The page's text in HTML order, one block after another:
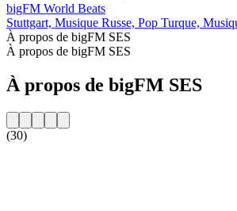
bigFM World Beats
Stuttgart, Musique Russe, Pop Turque,
À propos de bigFM SES
À propos de bigFM SES
À propos de bigFM SES
(30)